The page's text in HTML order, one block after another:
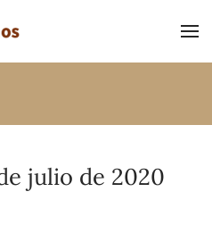
julio de 2020